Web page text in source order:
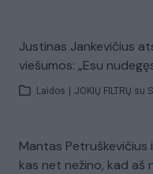
Justinas Jankevičius
viešumos: „Esu
Laidos | JOKIŲ FILTRŲ su
Mantas Petruškevičius
kas net nežino, kad aš